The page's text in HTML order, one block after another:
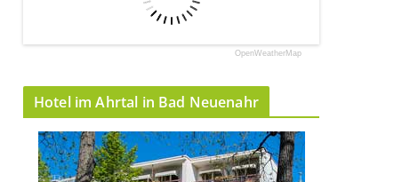
OpenWeatherMap
Hotel im Ahrtal in Bad Neuenahr